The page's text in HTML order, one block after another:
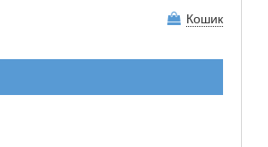
Кошик